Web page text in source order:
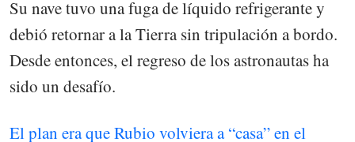
Su nave tuvo una fuga de líquido refrigerante y
debió retornar a la Tierra sin tripulación a bordo.
Desde entonces, el regreso de los astronautas ha
sido un desafío.
El plan era que Rubio volviera a “casa” en el